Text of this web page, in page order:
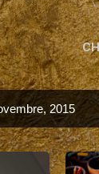
2015